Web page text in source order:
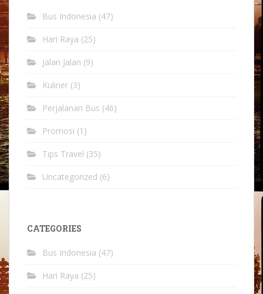
Bus Indonesia (47)
Hari Raya (25)
Jalan Jalan (9)
Kuliner (3)
Perjalanan Bus (46)
Promosi (1)
Tips Travel (35)
Uncategorized (6)
CATEGORIES
Bus Indonesia (47)
Hari Raya (25)